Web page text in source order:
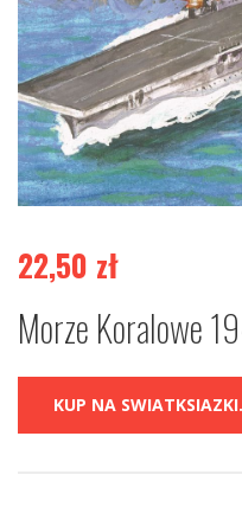
22,50 zł
Morze Koralowe
KUP NA